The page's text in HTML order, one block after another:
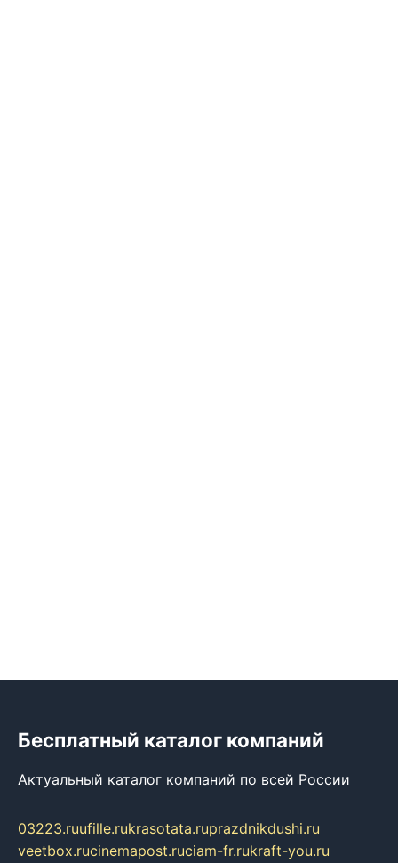
Бесплатный каталог компаний
Актуальный каталог компаний по всей России
03223.ruufille.rukrasotata.ruprazdnikdushi.ru
veetbox.rucinemapost.ruciam-fr.rukraft-you.ru